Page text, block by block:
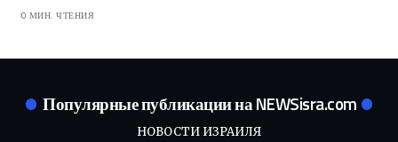
0 МИН. ЧТЕНИЯ
Популярные публикации на NEWSisra.com
НОВОСТИ ИЗРАИЛЯ